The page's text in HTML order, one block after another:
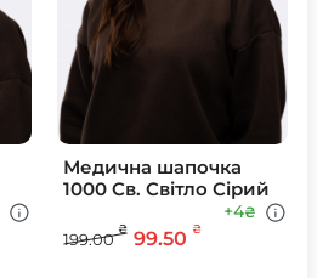
Медична шапочка
1000 Св. Свiтло Сiрий
199.00
₴ 99.50 ₴
+4₴